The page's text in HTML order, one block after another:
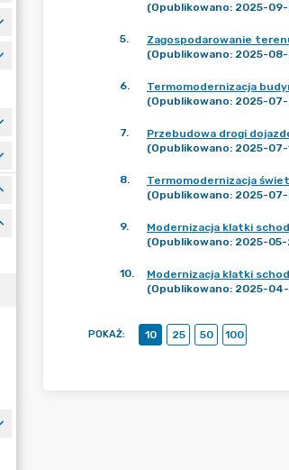
(Opublikowano: 2025-
5.
Zagospodarowanie
(Opublikowano: 2025-
6.
Termomodernizacja
(Opublikowano: 2025-
7.
Przebudowa drogi
(Opublikowano: 2025-07-
8.
Termomodernizacja
(Opublikowano: 2025-
9.
Modernizacja klatki
(Opublikowano: 2025-
10.
Modernizacja klatki
(Opublikowano: 2025-
POKAŻ: 10 25 50 100